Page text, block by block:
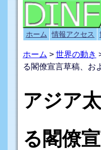
ホーム 情報アクセス
ホーム > 世界の動き
る閣僚宣言草稿、お
アジア
る閣僚